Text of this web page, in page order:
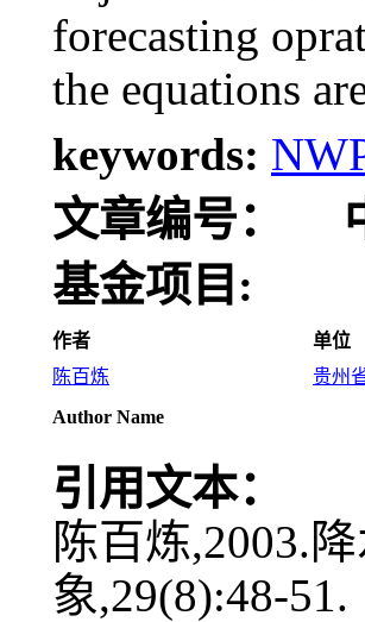
forecasting
the equations
keywords:
文章编号：
基金项目:
作者
单位
陈百炼
贵州
Author Name
引用文本：
陈百炼,2003.
象,29(8):48-51.